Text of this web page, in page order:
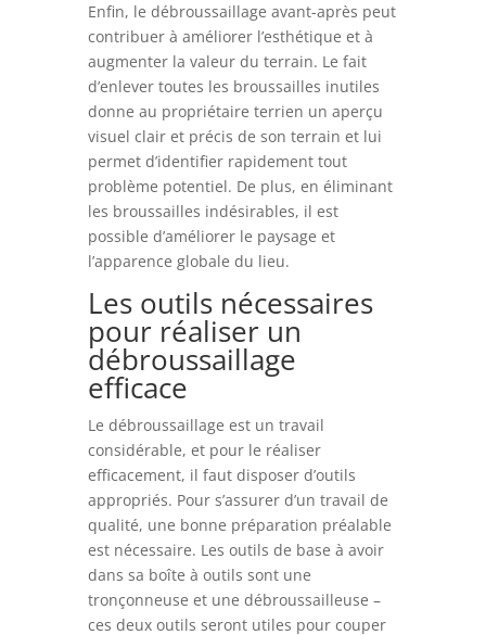
Enfin, le débroussaillage avant-après peut
contribuer à améliorer l’esthétique et à
augmenter la valeur du terrain. Le fait
d’enlever toutes les broussailles inutiles
donne au propriétaire terrien un aperçu
visuel clair et précis de son terrain et lui
permet d’identifier rapidement tout
problème potentiel. De plus, en éliminant
les broussailles indésirables, il est
possible d’améliorer le paysage et
l’apparence globale du lieu.
Les outils nécessaires
pour réaliser un
débroussaillage
efficace
Le débroussaillage est un travail
considérable, et pour le réaliser
efficacement, il faut disposer d’outils
appropriés. Pour s’assurer d’un travail de
qualité, une bonne préparation préalable
est nécessaire. Les outils de base à avoir
dans sa boîte à outils sont une
tronçonneuse et une débroussailleuse –
ces deux outils seront utiles pour couper